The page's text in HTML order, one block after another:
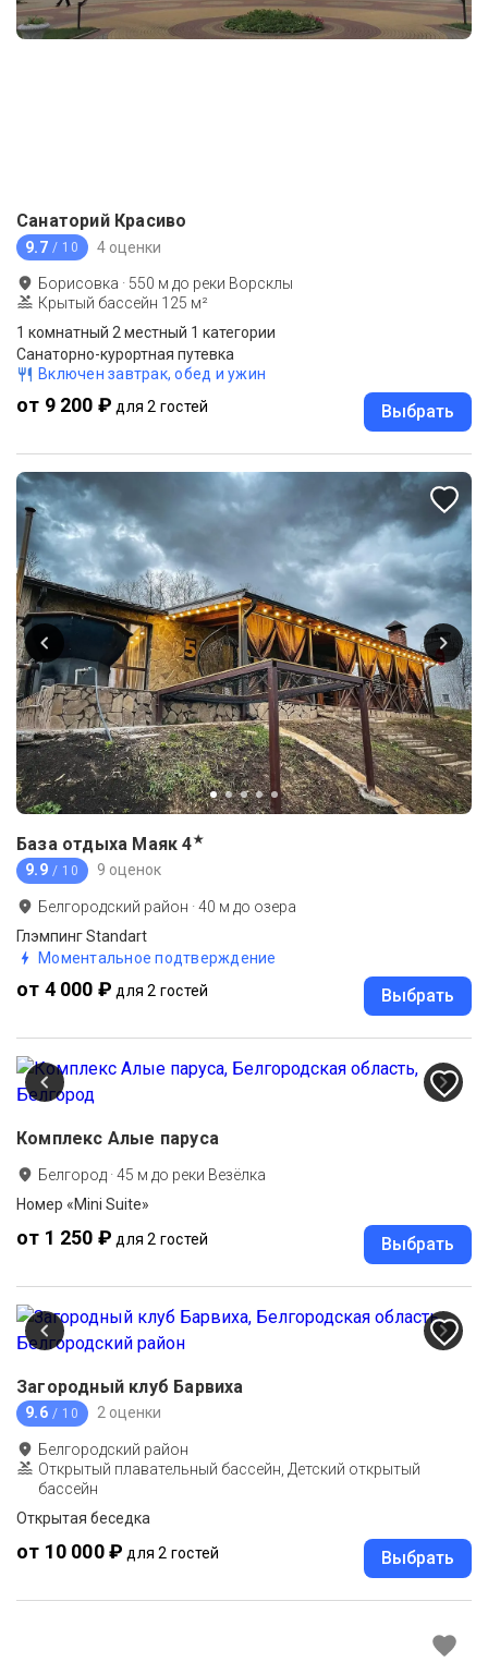
Санаторий Красиво
9.7 / 10 4 оценки
Борисовка · 550 м до реки Ворсклы
Крытый бассейн 125 м²
1 комнатный 2 местный 1 категории
Санаторно-курортная путевка
Включен завтрак, обед и ужин
от 9 200 ₽ для 2 гостей Выбрать
База отдыха Маяк 4★
9.9 / 10 9 оценок
Белгородский район ·40 м до озера
Глэмпинг Standart
Моментальное подтверждение
от 4 000 ₽ для 2 гостей Выбрать
Комплекс Алые паруса
Белгород ·45 м до реки Везёлка
Номер «Mini Suite»
от 1 250 ₽ для 2 гостей Выбрать
Загородный клуб Барвиха
9.6 / 10 2 оценки
Белгородский район
Открытый плавательный бассейн, Детский открытый
бассейн
Открытая беседка
от 10 000 ₽ для 2 гостей Выбрать